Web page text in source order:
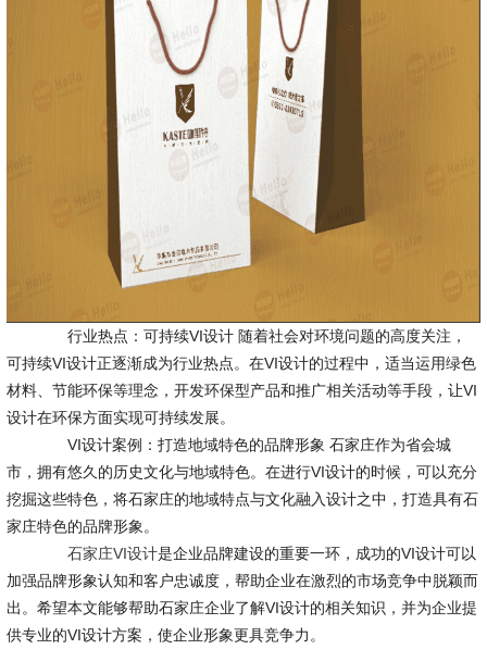
行业热点：可持续VI设计 随着社会对环境问题的高度关注，
可持续VI设计正逐渐成为行业热点。在VI设计的过程中，适当运用绿色
材料、节能环保等理念，开发环保型产品和推广相关活动等手段，让VI
设计在环保方面实现可持续发展。
VI设计案例：打造地域特色的品牌形象 石家庄作为省会城
市，拥有悠久的历史文化与地域特色。在进行VI设计的时候，可以充分
挖掘这些特色，将石家庄的地域特点与文化融入设计之中，打造具有石
家庄特色的品牌形象。
石家庄VI设计是企业品牌建设的重要一环，成功的VI设计可以
加强品牌形象认知和客户忠诚度，帮助企业在激烈的市场竞争中脱颖而
出。希望本文能够帮助石家庄企业了解VI设计的相关知识，并为企业提
供专业的VI设计方案，使企业形象更具竞争力。